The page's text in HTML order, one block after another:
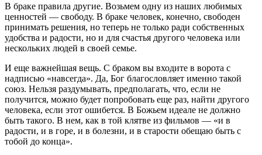
В браке правила другие. Возьмем одну из наших любимых
ценностей — свободу. В браке человек, конечно, свободен
принимать решения, но теперь не только ради собственных
удобства и радости, но и для счастья другого человека или
нескольких людей в своей семье.
И еще важнейшая вещь. С браком вы входите в ворота с
надписью «навсегда». Да, Бог благословляет именно такой
союз. Нельзя раздумывать, предполагать, что, если не
получится, можно будет попробовать еще раз, найти другого
человека, если этот ошибется. В Божьем идеале не должно
быть такого. В нем, как в той клятве из фильмов — «и в
радости, и в горе, и в болезни, и в старости обещаю быть с
тобой до конца».